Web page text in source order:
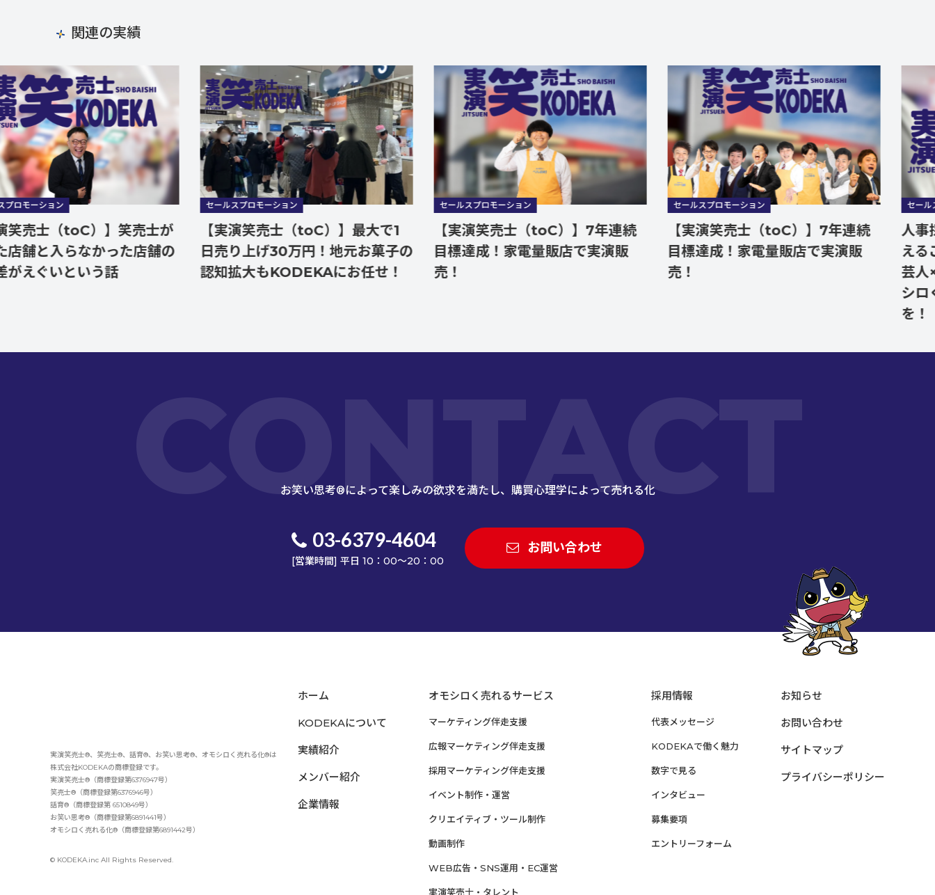
関連の実績
ン
toC）】笑売士が
らなかった店舗の
という話
セールスプロモーション
【実演笑売士（toC）】最大で1
日売り上げ30万円！地元お菓子の
認知拡大もKODEKAにお任せ！
セールスプロモーション
【実演笑売士（toC）】7年連続
目標達成！家電量販店で実演販
売！
セールスプロモーション
【実演笑売士（toC）】7年連続
目標達成！家電量販店で実演販
セールスプロモーシ
人事採用関
えることも
芸人×実演
シロく売れ
CONTACT
お笑い思考®によって楽しみの欲求を満たし、 購買心理学によって売れる化
03-6379-4604
[営業時間] 平日 10：00～20：00
お問い合わせ
実演笑売士®、笑売士®、話育®、お笑い思考®、オモシロく売れる化®は
株式会社KODEKAの商標登録です。
実演笑売士®（商標登録第6376947号）
笑売士®（商標登録第6376946号）
話育®（商標登録第 6510849号）
お笑い思考®（商標登録第6891441号）
オモシロく売れる化®（商標登録第6891442号）
© KODEKA.inc All Rights Reserved.
ホーム
KODEKAについて
実績紹介
メンバー紹介
企業情報
オモシロく売れるサービス
マーケティング伴走支援
広報マーケティング伴走支援
採用マーケティング伴走支援
イベント制作・運営
クリエイティブ・ツール制作
動画制作
WEB広告・SNS運用・EC運営
実演笑売士・タレント
採用情報
代表メッセージ
KODEKAで働く魅力
数字で見る
インタビュー
募集要項
エントリーフォーム
お知らせ
お問い合わせ
サイトマップ
プライバシーポリシー